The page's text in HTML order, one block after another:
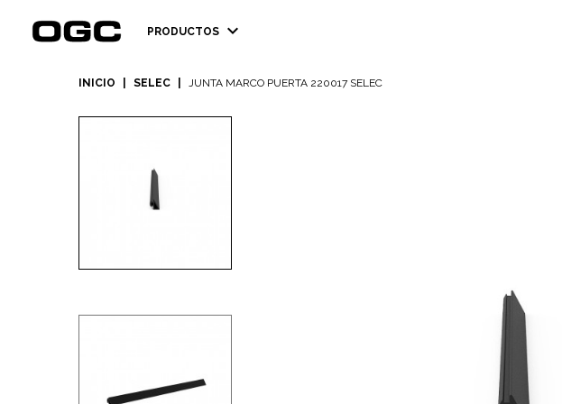
PRODUCTOS expand_more
INICIO SELEC JUNTA MARCO PUERTA 220017 SELEC